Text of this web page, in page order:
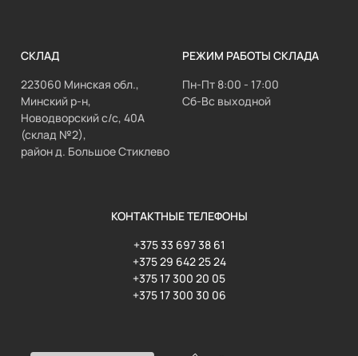
СКЛАД
223060 Минская обл.,
Минский р-н,
Новодворский с/с, 40А
(склад №2),
район д. Большое Стиклево
РЕЖИМ РАБОТЫ СКЛАДА
Пн-Пт 8:00 - 17:00
Сб-Вс выходной
КОНТАКТНЫЕ ТЕЛЕФОНЫ
+375 33 697 38 61
+375 29 642 25 24
+375 17 300 20 05
+375 17 300 30 06